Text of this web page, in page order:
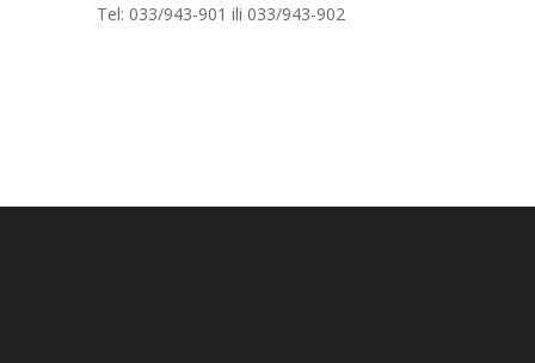
Tel: 033/943-901 ili 033/943-902